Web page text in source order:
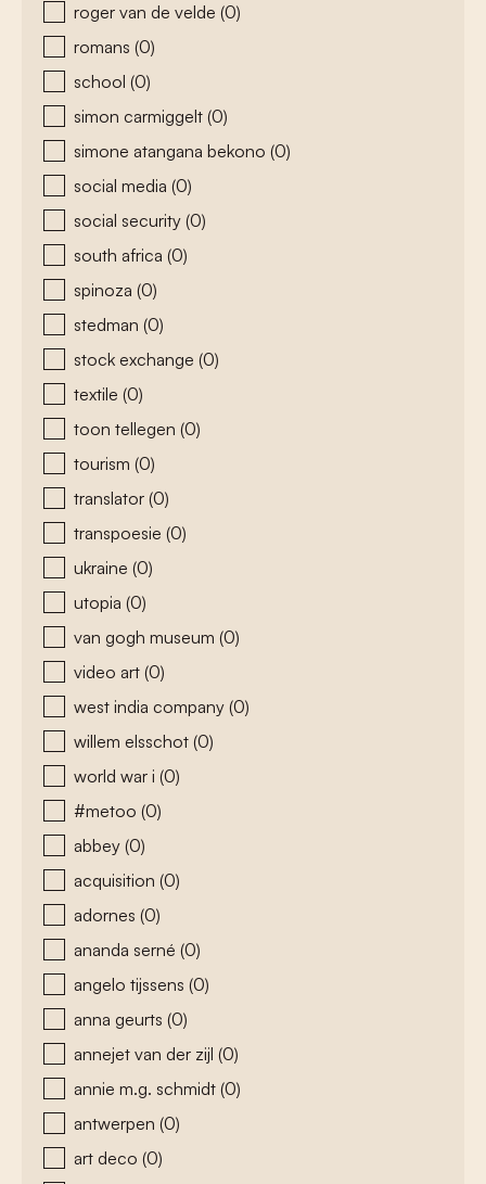
roger van de velde (0)
romans (0)
school (0)
simon carmiggelt (0)
simone atangana bekono (0)
social media (0)
social security (0)
south africa (0)
spinoza (0)
stedman (0)
stock exchange (0)
textile (0)
toon tellegen (0)
tourism (0)
translator (0)
transpoesie (0)
ukraine (0)
utopia (0)
van gogh museum (0)
video art (0)
west india company (0)
willem elsschot (0)
world war i (0)
#metoo (0)
abbey (0)
acquisition (0)
adornes (0)
ananda serné (0)
angelo tijssens (0)
anna geurts (0)
annejet van der zijl (0)
annie m.g. schmidt (0)
antwerpen (0)
art deco (0)